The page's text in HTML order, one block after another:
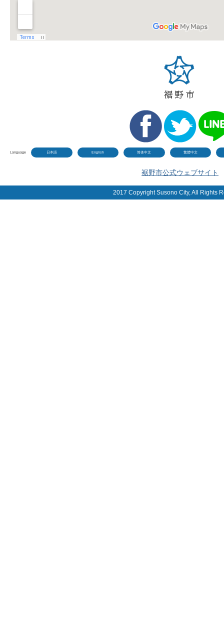
Language 日本語 English 简体中文 繁體中文
裾野市公式ウェブサイト
2017 Copyright Susono City, All Rights